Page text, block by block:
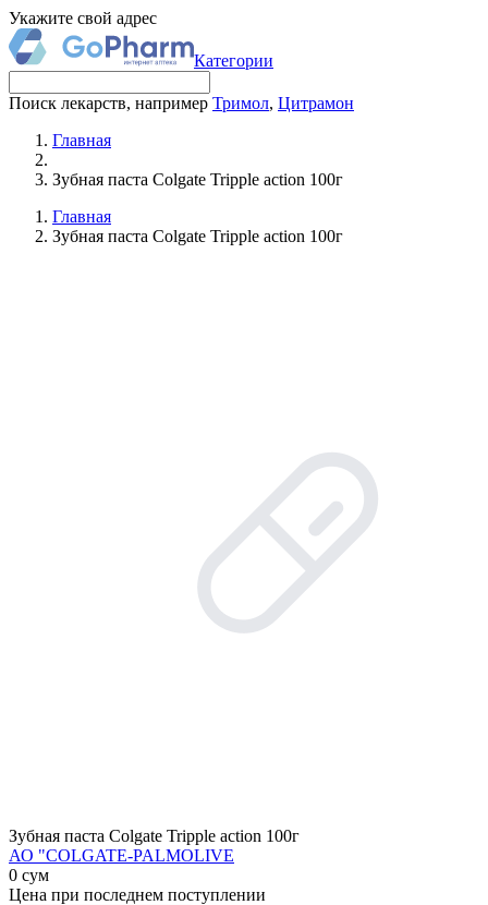
Укажите свой адрес
Категории
Поиск лекарств, например Тримол, Цитрамон
Главная
Зубная паста Colgate Tripple action 100г
Главная
Зубная паста Colgate Tripple action 100г
Зубная паста Colgate Tripple action 100г
АО "COLGATE-PALMOLIVE
0 сум
Цена при последнем поступлении